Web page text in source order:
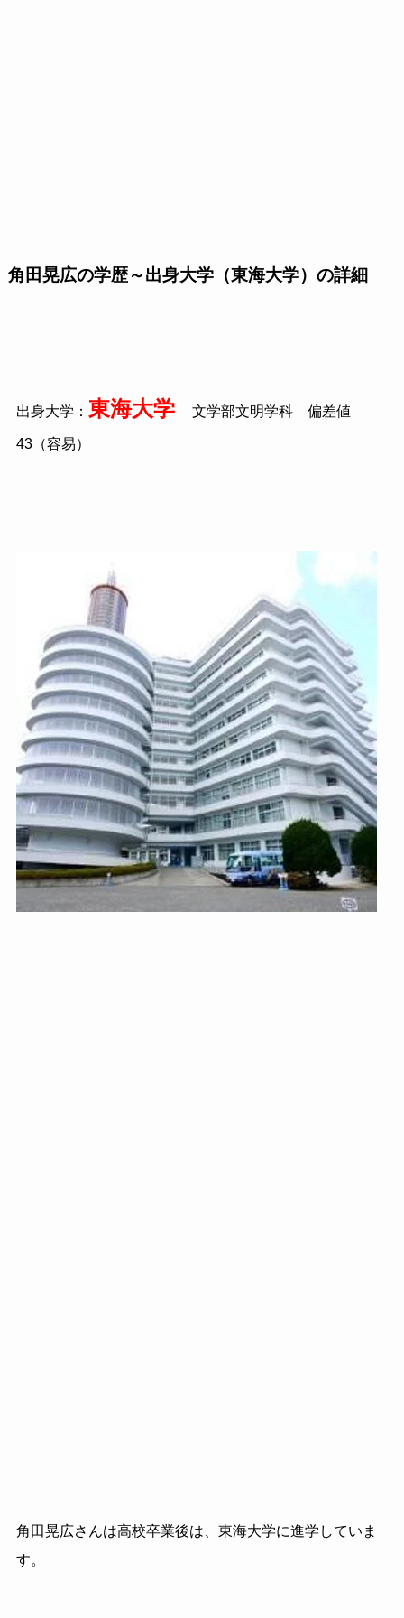
角田晃広の学歴～出身大学（東海大学）の詳細
出身大学： 東海大学 文学部文明学科 偏差値
43（容易）
角田晃広さんは高校卒業後は、東海大学に進学していま
す。